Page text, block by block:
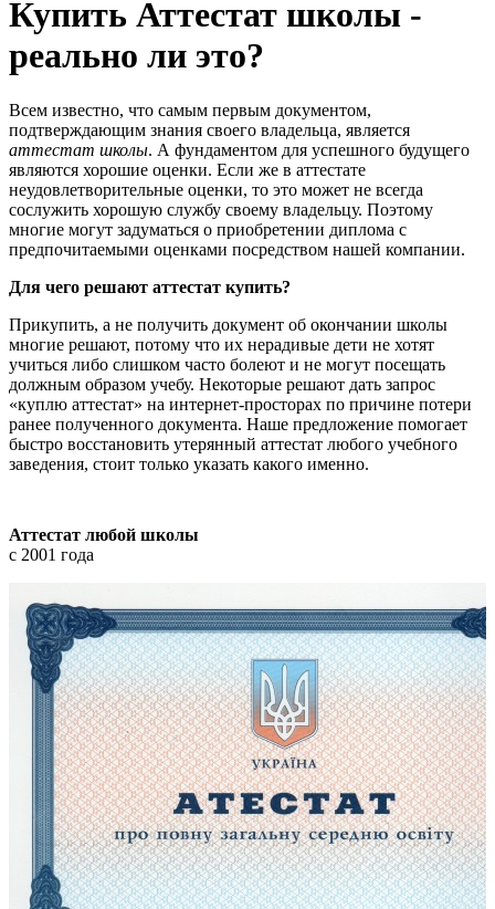
Купить Аттестат школы -
реально ли это?
Всем известно, что самым первым документом,
подтверждающим знания своего владельца, является
аттестат школы. А фундаментом для успешного будущего
являются хорошие оценки. Если же в аттестате
неудовлетворительные оценки, то это может не всегда
сослужить хорошую службу своему владельцу. Поэтому
многие могут задуматься о приобретении диплома с
предпочитаемыми оценками посредством нашей компании.
Для чего решают аттестат купить?
Прикупить, а не получить документ об окончании школы
многие решают, потому что их нерадивые дети не хотят
учиться либо слишком часто болеют и не могут посещать
должным образом учебу. Некоторые решают дать запрос
«куплю аттестат» на интернет-просторах по причине потери
ранее полученного документа. Наше предложение помогает
быстро восстановить утерянный аттестат любого учебного
заведения, стоит только указать какого именно.
Аттестат любой школы
с 2001 года